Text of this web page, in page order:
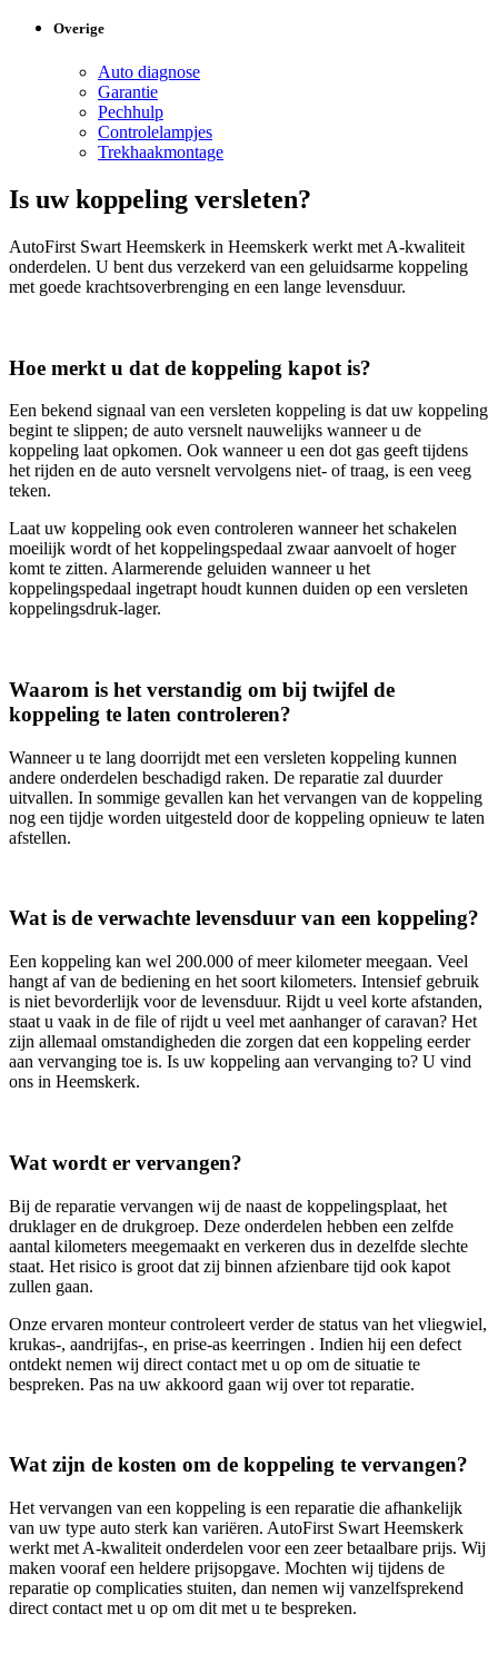
Overige
Auto diagnose
Garantie
Pechhulp
Controlelampjes
Trekhaakmontage
Is uw koppeling versleten?
AutoFirst Swart Heemskerk in Heemskerk werkt met A-kwaliteit
onderdelen. U bent dus verzekerd van een geluidsarme koppeling
met goede krachtsoverbrenging en een lange levensduur.
Hoe merkt u dat de koppeling kapot is?
Een bekend signaal van een versleten koppeling is dat uw koppeling
begint te slippen; de auto versnelt nauwelijks wanneer u de
koppeling laat opkomen. Ook wanneer u een dot gas geeft tijdens
het rijden en de auto versnelt vervolgens niet- of traag, is een veeg
teken.
Laat uw koppeling ook even controleren wanneer het schakelen
moeilijk wordt of het koppelingspedaal zwaar aanvoelt of hoger
komt te zitten. Alarmerende geluiden wanneer u het
koppelingspedaal ingetrapt houdt kunnen duiden op een versleten
koppelingsdruk-lager.
Waarom is het verstandig om bij twijfel de
koppeling te laten controleren?
Wanneer u te lang doorrijdt met een versleten koppeling kunnen
andere onderdelen beschadigd raken. De reparatie zal duurder
uitvallen. In sommige gevallen kan het vervangen van de koppeling
nog een tijdje worden uitgesteld door de koppeling opnieuw te laten
afstellen.
Wat is de verwachte levensduur van een koppeling?
Een koppeling kan wel 200.000 of meer kilometer meegaan. Veel
hangt af van de bediening en het soort kilometers. Intensief gebruik
is niet bevorderlijk voor de levensduur. Rijdt u veel korte afstanden,
staat u vaak in de file of rijdt u veel met aanhanger of caravan? Het
zijn allemaal omstandigheden die zorgen dat een koppeling eerder
aan vervanging toe is. Is uw koppeling aan vervanging to? U vind
ons in Heemskerk.
Wat wordt er vervangen?
Bij de reparatie vervangen wij de naast de koppelingsplaat, het
druklager en de drukgroep. Deze onderdelen hebben een zelfde
aantal kilometers meegemaakt en verkeren dus in dezelfde slechte
staat. Het risico is groot dat zij binnen afzienbare tijd ook kapot
zullen gaan.
Onze ervaren monteur controleert verder de status van het vliegwiel,
krukas-, aandrijfas-, en prise-as keerringen . Indien hij een defect
ontdekt nemen wij direct contact met u op om de situatie te
bespreken. Pas na uw akkoord gaan wij over tot reparatie.
Wat zijn de kosten om de koppeling te vervangen?
Het vervangen van een koppeling is een reparatie die afhankelijk
van uw type auto sterk kan variëren. AutoFirst Swart Heemskerk
werkt met A-kwaliteit onderdelen voor een zeer betaalbare prijs. Wij
maken vooraf een heldere prijsopgave. Mochten wij tijdens de
reparatie op complicaties stuiten, dan nemen wij vanzelfsprekend
direct contact met u op om dit met u te bespreken.